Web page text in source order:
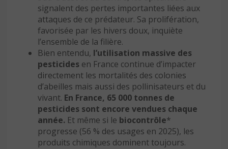
signalent des pertes importantes liées aux
attaques de ce prédateur. Sa prolifération,
favorisée par les hivers doux, inquiète
l’ensemble de la filière.
Bien entendu, l’utilisation massive des
pesticides en France continue d’impacter
directement les mortalités des colonies
d’abeilles mais aussi des pollinisateurs et du
vivant. En France, 65 000 tonnes de
pesticides sont encore vendues chaque
année. Et même si le biocontrôle*
progresse (56 % des usages en 2025), les
produits chimiques dominent toujours.